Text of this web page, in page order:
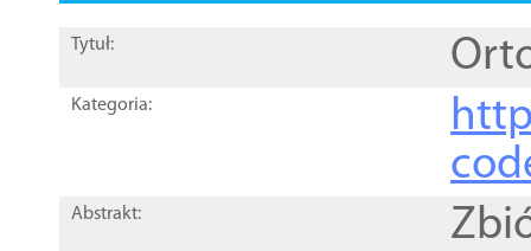
Tytuł:
Kategoria:
Abstrakt: